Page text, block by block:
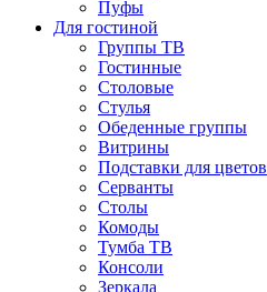
Пуфы
Для гостиной
Группы ТВ
Гостинные
Столовые
Стулья
Обеденные группы
Витрины
Подставки для цветов
Серванты
Столы
Комоды
Тумба ТВ
Консоли
Зеркала